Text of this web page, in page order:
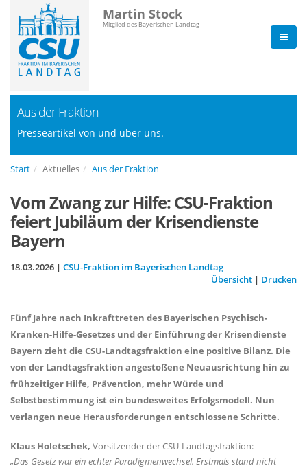
Martin Stock
Mitglied des Bayerischen Landtag
Aus der Fraktion
Presseartikel von und über uns.
Start Aktuelles Aus der Fraktion
Vom Zwang zur Hilfe: CSU-Fraktion
feiert Jubiläum der Krisendienste
Bayern
18.03.2026 | CSU-Fraktion im Bayerischen Landtag
Übersicht | Drucken
Fünf Jahre nach Inkrafttreten des Bayerischen Psychisch-
Kranken-Hilfe-Gesetzes und der Einführung der Krisendienste
Bayern zieht die CSU-Landtagsfraktion eine positive Bilanz. Die
von der Landtagsfraktion angestoßene Neuausrichtung hin zu
frühzeitiger Hilfe, Prävention, mehr Würde und
Selbstbestimmung ist ein bundesweites Erfolgsmodell. Nun
verlangen neue Herausforderungen entschlossene Schritte.
Klaus Holetschek, Vorsitzender der CSU-Landtagsfraktion:
Das Gesetz war ein echter Paradigmenwechsel. Erstmals stand nicht